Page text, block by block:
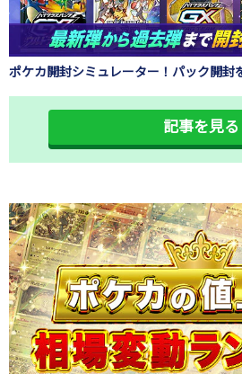
ポケカ開封シミュレーター！パック開封
記事を見る